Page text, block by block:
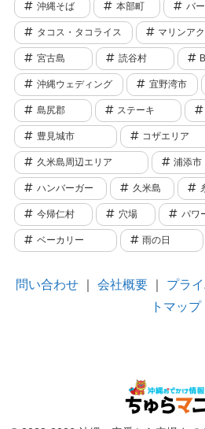
沖縄そば 本部町 バ
タコス・タコライス マリンア
宮古島 読谷村
沖縄ウェディング 宜野湾市
島尻郡 ステーキ
豊見城市 コザエリア
久米島周辺エリア 浦添市
ハンバーガー 久米島
今帰仁村 穴場 パワ
ベーカリー 雨の日
問い合わせ 会社概要 プラ
トマップ